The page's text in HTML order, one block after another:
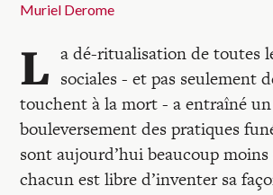
Blocs-notes
Recherches
Muriel Derome
L a dé-ritualisation de toutes
sociales - et pas seulement
touchent à la mort - a entraîné un
bouleversement des pratiques
sont aujourd’hui beaucoup
chacun est libre d’inventer sa